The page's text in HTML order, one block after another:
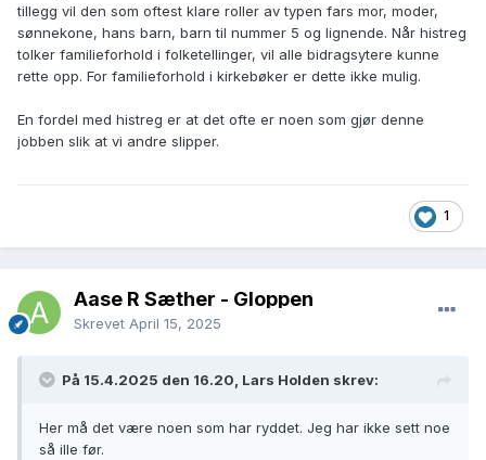
tillegg vil den som oftest klare roller av typen fars mor, moder,
sønnekone, hans barn, barn til nummer 5 og lignende. Når histreg
tolker familieforhold i folketellinger, vil alle bidragsytere kunne
rette opp. For familieforhold i kirkebøker er dette ikke mulig.
En fordel med histreg er at det ofte er noen som gjør denne
jobben slik at vi andre slipper.
1
Aase R Sæther - Gloppen
Skrevet April 15, 2025
På 15.4.2025 den 16.20, Lars Holden skrev:
Her må det være noen som har ryddet. Jeg har ikke sett noe
så ille før.